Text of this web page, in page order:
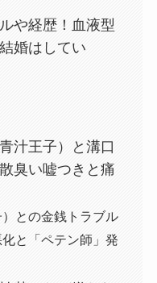
や経歴！血液型
婚はしてい
汁王子）と溝口
臭い嘘つきと痛
との金銭トラブル
と「ペテン師」発